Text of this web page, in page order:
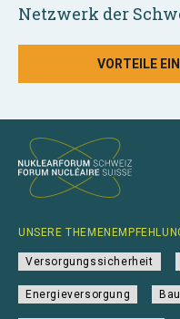
Netzwerk der
VORTEILE
UNSERE
Versorgungssicherheit
Energieversorgung